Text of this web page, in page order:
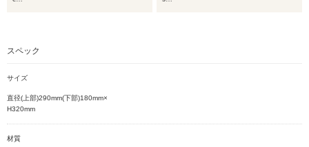
スペック
サイズ
直径(上部)290mm(下部)180mm×
H320mm
材質